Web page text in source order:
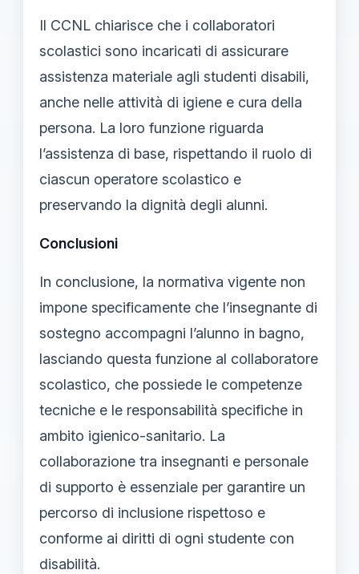
Il CCNL chiarisce che i collaboratori
scolastici sono incaricati di assicurare
assistenza materiale agli studenti disabili,
anche nelle attività di igiene e cura della
persona. La loro funzione riguarda
l’assistenza di base, rispettando il ruolo di
ciascun operatore scolastico e
preservando la dignità degli alunni.
Conclusioni
In conclusione, la normativa vigente non
impone specificamente che l’insegnante di
sostegno accompagni l’alunno in bagno,
lasciando questa funzione al collaboratore
scolastico, che possiede le competenze
tecniche e le responsabilità specifiche in
ambito igienico-sanitario. La
collaborazione tra insegnanti e personale
di supporto è essenziale per garantire un
percorso di inclusione rispettoso e
conforme ai diritti di ogni studente con
disabilità.